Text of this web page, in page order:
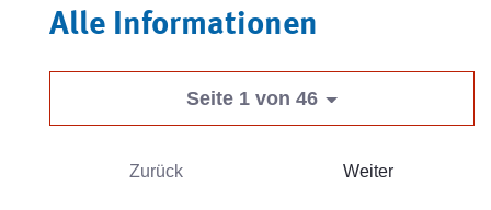
Alle Informationen
Seite 1 von 46
Zurück Weiter